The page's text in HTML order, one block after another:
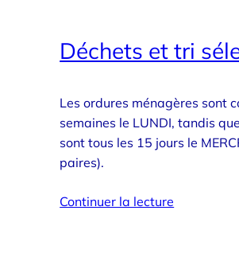
Déchets et tri
Les ordures ménagères sont
semaines le LUNDI, tandis
sont tous les 15 jours le
paires).
Continuer la lecture